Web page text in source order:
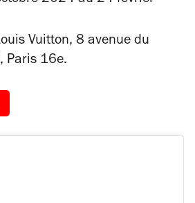
Vuitton, 8 avenue du
Paris 16e.